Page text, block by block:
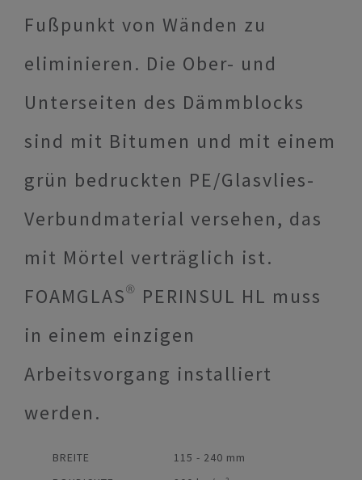
Fußpunkt von Wänden zu
eliminieren. Die Ober- und
Unterseiten des Dämmblocks
sind mit Bitumen und mit einem
grün bedruckten PE/Glasvlies-
Verbundmaterial versehen, das
mit Mörtel verträglich ist.
FOAMGLAS® PERINSUL HL muss
in einem einzigen
Arbeitsvorgang installiert
werden.
BREITE
115 - 240 mm